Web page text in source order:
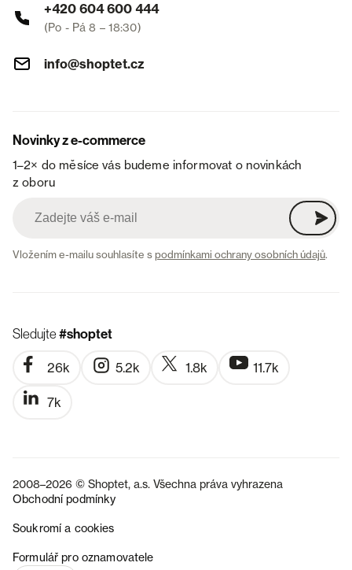
+420 604 600 444
(Po - Pá 8 – 18:30)
info@shoptet.cz
Novinky z e-commerce
1–2× do měsíce vás budeme informovat o novinkách
z oboru
Vložením e-mailu souhlasíte spodmínkami ochrany osobních údajů.
Sledujte#shoptet
26k 5.2k 1.8k 11.7k
7k
2008–2026 © Shoptet, a.s. Všechna práva vyhrazena
Obchodní podmínky
Soukromí a cookies
Formulář pro oznamovatele